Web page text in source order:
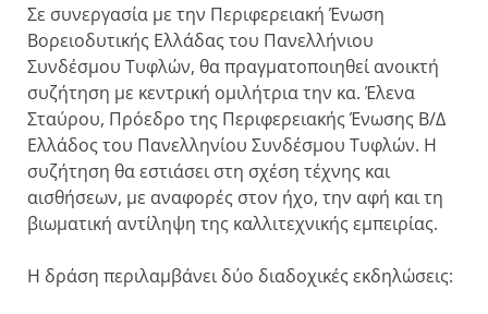
Σε συνεργασία με την Περιφερειακή Ένωση
Βορειοδυτικής Ελλάδας του Πανελλήνιου
Συνδέσμου Τυφλών, θα πραγματοποιηθεί ανοικτή
συζήτηση με κεντρική ομιλήτρια την κα. Έλενα
Σταύρου, Πρόεδρο της Περιφερειακής Ένωσης Β/Δ
Ελλάδος του Πανελληνίου Συνδέσμου Τυφλών. Η
συζήτηση θα εστιάσει στη σχέση τέχνης και
αισθήσεων, με αναφορές στον ήχο, την αφή και τη
βιωματική αντίληψη της καλλιτεχνικής εμπειρίας.
Η δράση περιλαμβάνει δύο διαδοχικές εκδηλώσεις: